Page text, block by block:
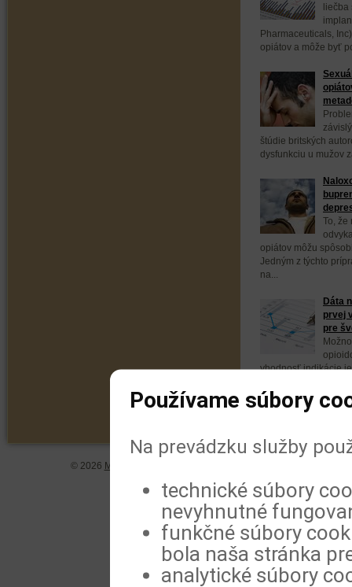
liečba
Pharmaceuticals,
opiátov a môže byť
štúdie britských
dysfunkciu u mužov
To, že
opiátov môžu
Jedným z týchto
na...
Dáta
prvej
pre
vhodnosť indikácie
© 2026 MeDitorial
Používame súbory
Na prevádzku služby
technické súbory
nevyhnutné
funkčné súbory
bola naša stránka
analytické súbory